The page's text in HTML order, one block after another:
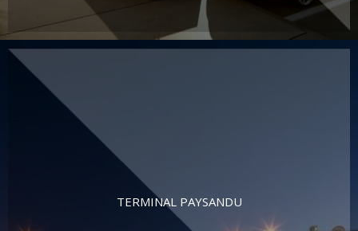
TERMINAL PAYSANDU